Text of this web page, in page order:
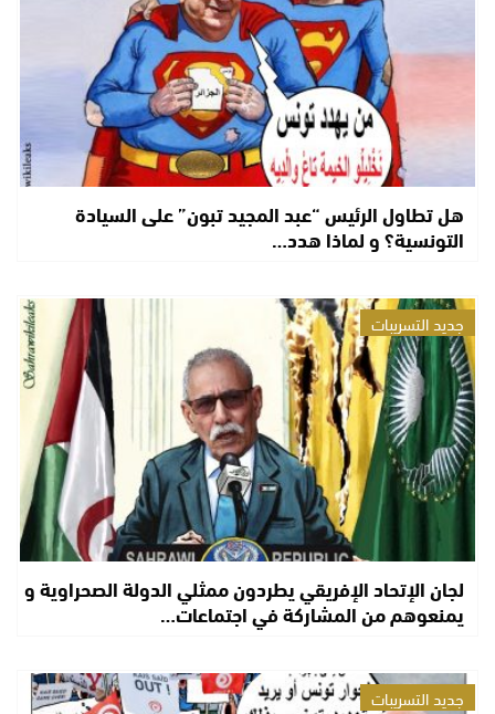
هل تطاول الرئيس “عبد المجيد تبون” على السيادة
التونسية؟ و لماذا هدد…
جديد التسريبات
لجان الإتحاد الإفريقي يطردون ممثلي الدولة الصحراوية و
يمنعوهم من المشاركة في اجتماعات…
جديد التسريبات